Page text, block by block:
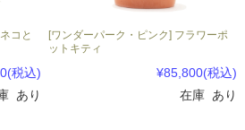
コと
(税込)
あり
[ワンダーパーク・ピンク] フラワーポ
ットキティ
¥85,800(税込)
在庫 あり